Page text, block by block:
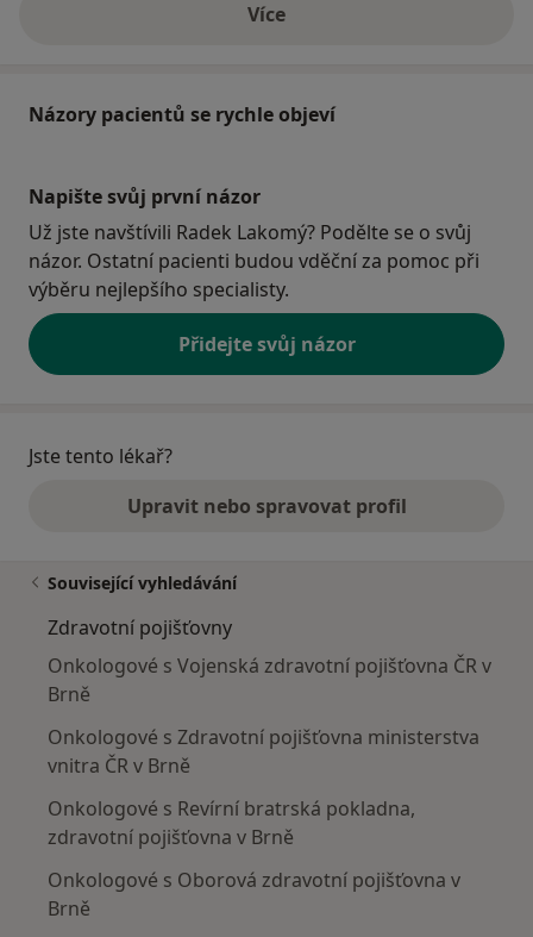
Víceo adrese
Názory pacientů se rychle objeví
Napište svůj první názor
Už jste navštívili Radek Lakomý? Podělte se o svůj
názor. Ostatní pacienti budou vděční za pomoc při
výběru nejlepšího specialisty.
Přidejte svůj názor
Jste tento lékař?
Upravit nebo spravovat profil
Související vyhledávání
Zdravotní pojišťovny
Onkologové s Vojenská zdravotní pojišťovna ČR v
Brně
Onkologové s Zdravotní pojišťovna ministerstva
vnitra ČR v Brně
Onkologové s Revírní bratrská pokladna,
zdravotní pojišťovna v Brně
Onkologové s Oborová zdravotní pojišťovna v
Brně